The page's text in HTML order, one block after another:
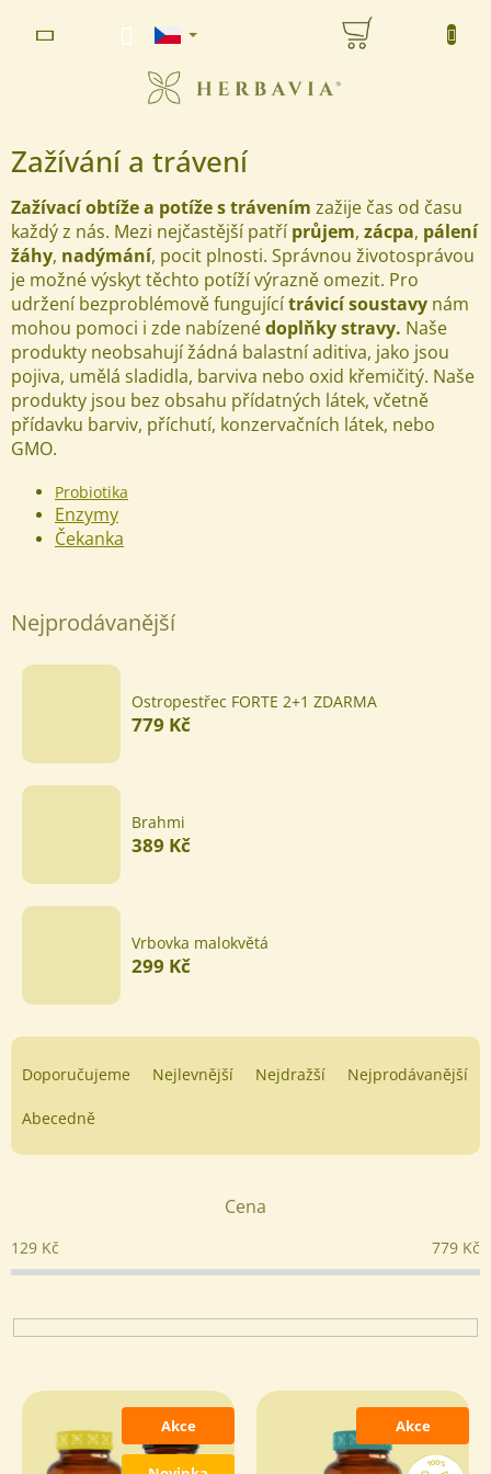
NÁKUPNÍ
Zažívání a trávení
Zažívací obtíže a potíže s trávením zažije čas od času
každý z nás. Mezi nejčastější patříprůjem, zácpa, pálení
žáhy, nadýmání, pocit plnosti. Správnou životosprávou
je možné výskyt těchto potíží výrazně omezit. Pro
udržení bezproblémově fungujícítrávicí soustavy nám
mohou pomoci i zde nabízenédoplňky stravy. Naše
produkty neobsahují žádná balastní aditiva, jako jsou
pojiva, umělá sladidla, barviva nebo oxid křemičitý. Naše
produkty jsou bez obsahu přídatných látek, včetně
přídavku barviv, příchutí, konzervačních látek, nebo
GMO.
Probiotika
Enzymy
Čekanka
Nejprodávanější
Ostropestřec FORTE 2+1 ZDARMA
779 Kč
Brahmi
389 Kč
Vrbovka malokvětá
299 Kč
Ř
n
o
d
k
t
Doporučujeme Nejlevnější Nejdražší Nejprodávanější
Abecedně
Cena
129 Kč 779 Kč
Akce Akce
www.herbavia.cz - Chat